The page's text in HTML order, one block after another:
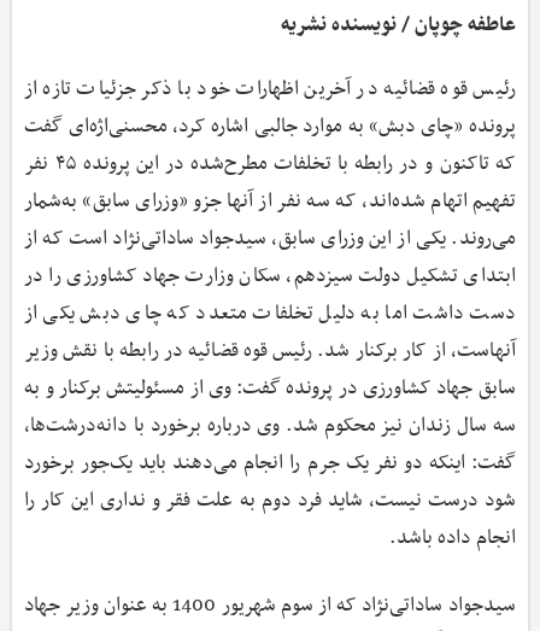
عاطفه چوپان / نویسنده نشریه
رئیس قوه قضائیه در آخرین اظهارات خود با ذکر جزئیات تازه از
پرونده «چای دبش» به موارد جالبی اشاره کرد، محسنی‌اژه‌ای گفت
که تاکنون و در رابطه با تخلفات مطرح‌شده در این پرونده ۴۵ نفر
تفهیم اتهام شده‌اند، که سه نفر از آنها جزو «وزرای سابق» به‌شمار
می‌روند. یکی از این وزرای سابق، سیدجواد ساداتی‌نژاد است که از
ابتدای تشکیل دولت سیزدهم، سکان وزارت جهاد کشاورزی را در
دست داشت اما به دلیل تخلفات متعدد که چای دبش یکی از
آنهاست، از کار برکنار شد. رئیس قوه قضائیه در رابطه با نقش وزیر
سابق جهاد کشاورزی در پرونده گفت: وی از مسئولیتش برکنار و به
سه سال زندان نیز محکوم شد. وی درباره برخورد با دانه‌درشت‌ها،
گفت: اینکه دو نفر یک جرم را انجام می‌دهند باید یک‌جور برخورد
شود درست نیست، شاید فرد دوم به علت فقر و نداری این کار را
انجام داده باشد.
سیدجواد ساداتی‌نژاد که از سوم شهریور 1400 به عنوان وزیر جهاد